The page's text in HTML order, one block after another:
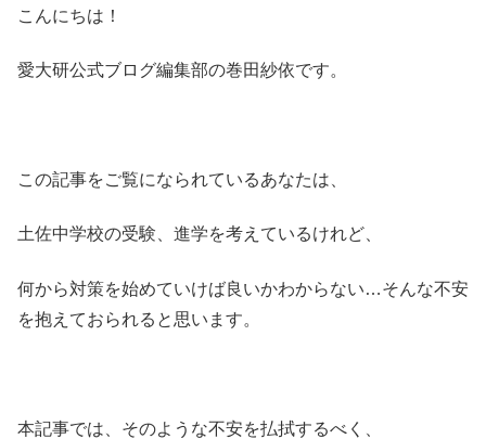
こんにちは！
愛大研公式ブログ編集部の巻田紗依です。
この記事をご覧になられているあなたは、
土佐中学校の受験、進学を考えているけれど、
何から対策を始めていけば良いかわからない…そんな不安
を抱えておられると思います。
本記事では、そのような不安を払拭するべく、